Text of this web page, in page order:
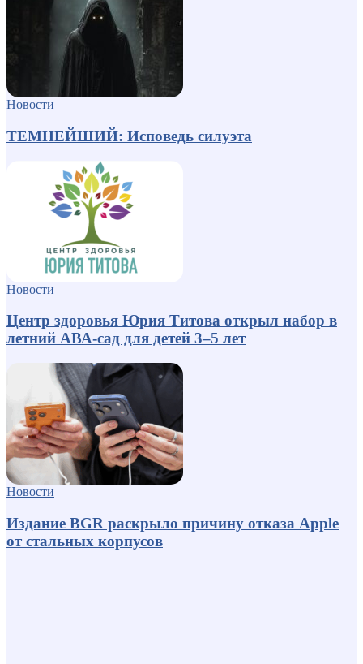
Новости
ТЕМНЕЙШИЙ: Исповедь силуэта
Новости
Центр здоровья Юрия Титова открыл набор в
летний АВА-сад для детей 3–5 лет
Новости
Издание BGR раскрыло причину отказа Apple
от стальных корпусов